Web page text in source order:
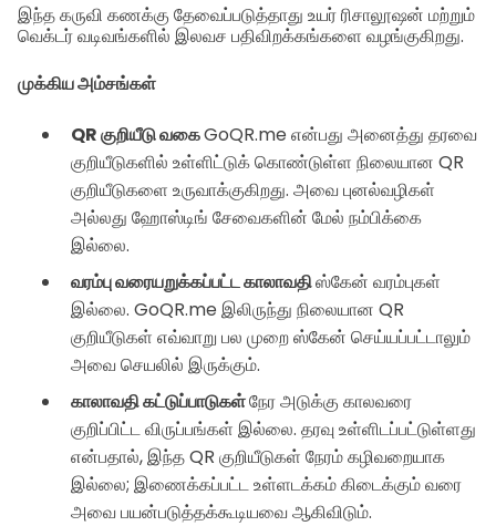
இந்த கருவி கணக்கு தேவைப்படுத்தாது உயர் ரிசாலூஷன் மற்றும்
வெக்டர் வடிவங்களில் இலவச பதிவிறக்கங்களை வழங்குகிறது.
முக்கிய அம்சங்கள்
QR குறியீடு வகைGoQR.me என்பது அனைத்து தரவை
குறியீடுகளில் உள்ளிட்டுக் கொண்டுள்ள நிலையான QR
குறியீடுகளை உருவாக்குகிறது. அவை புனல்வழிகள்
அல்லது ஹோஸ்டிங் சேவைகளின் மேல் நம்பிக்கை
இல்லை.
வரம்பு வரையறுக்கப்பட்ட காலாவதிஸ்கேன் வரம்புகள்
இல்லை. GoQR.me இலிருந்து நிலையான QR
குறியீடுகள் எவ்வாறு பல முறை ஸ்கேன் செய்யப்பட்டாலும்
அவை செயலில் இருக்கும்.
காலாவதி கட்டுப்பாடுகள்நேர அடுக்கு காலவரை
குறிப்பிட்ட விருப்பங்கள் இல்லை. தரவு உள்ளிடப்பட்டுள்ளது
என்பதால், இந்த QR குறியீடுகள் நேரம் கழிவறையாக
இல்லை; இணைக்கப்பட்ட உள்ளடக்கம் கிடைக்கும் வரை
அவை பயன்படுத்தக்கூடியவை ஆகிவிடும்.